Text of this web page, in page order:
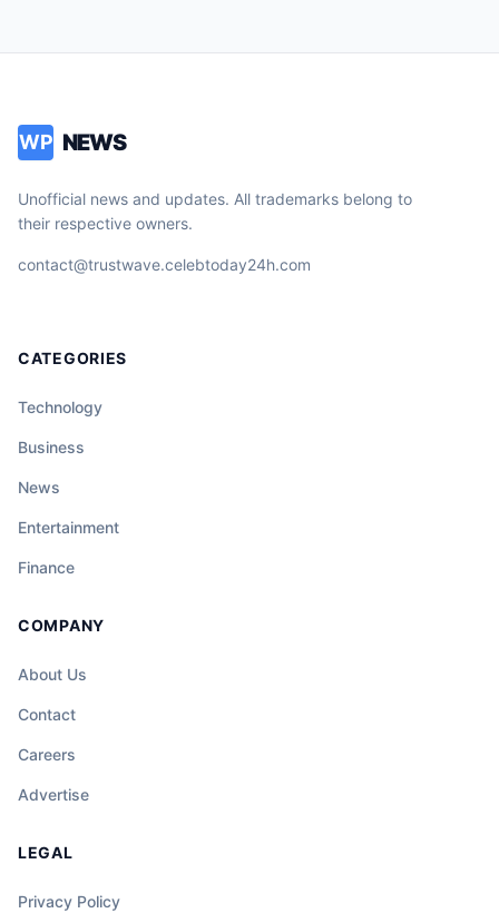
WP NEWS
Unofficial news and updates. All trademarks belong to
their respective owners.
contact@trustwave.celebtoday24h.com
CATEGORIES
Technology
Business
News
Entertainment
Finance
COMPANY
About Us
Contact
Careers
Advertise
LEGAL
Privacy Policy